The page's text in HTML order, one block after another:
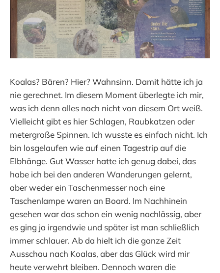
Koalas? Bären? Hier? Wahnsinn. Damit hätte ich ja
nie gerechnet. Im diesem Moment überlegte ich mir,
was ich denn alles noch nicht von diesem Ort weiß.
Vielleicht gibt es hier Schlagen, Raubkatzen oder
metergroße Spinnen. Ich wusste es einfach nicht. Ich
bin losgelaufen wie auf einen Tagestrip auf die
Elbhänge. Gut Wasser hatte ich genug dabei, das
habe ich bei den anderen Wanderungen gelernt,
aber weder ein Taschenmesser noch eine
Taschenlampe waren an Board. Im Nachhinein
gesehen war das schon ein wenig nachlässig, aber
es ging ja irgendwie und später ist man schließlich
immer schlauer. Ab da hielt ich die ganze Zeit
Ausschau nach Koalas, aber das Glück wird mir
heute verwehrt bleiben. Dennoch waren die